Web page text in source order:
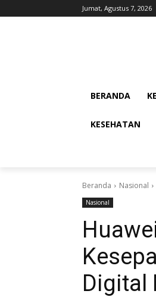
Jumat, Agustus 7, 2026
BERANDA
KESEHATAN
Beranda Nasional
Nasional
Digital